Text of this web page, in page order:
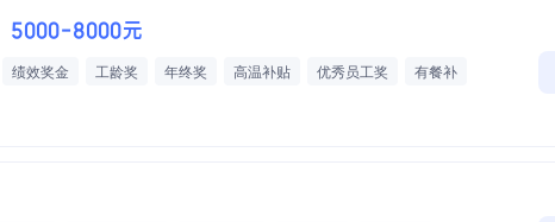
5000-8000元
绩效奖金 工龄奖 年终奖 高温补贴 优秀员工奖
有餐补